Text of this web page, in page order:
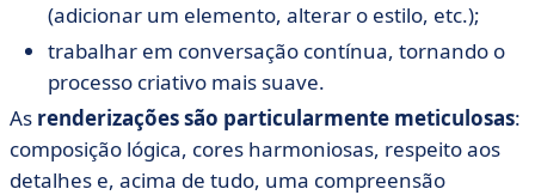
(adicionar um elemento, alterar o estilo, etc.);
trabalhar em conversação contínua, tornando o
processo criativo mais suave.
As renderizações são particularmente meticulosas:
composição lógica, cores harmoniosas, respeito aos
detalhes e, acima de tudo, uma compreensão